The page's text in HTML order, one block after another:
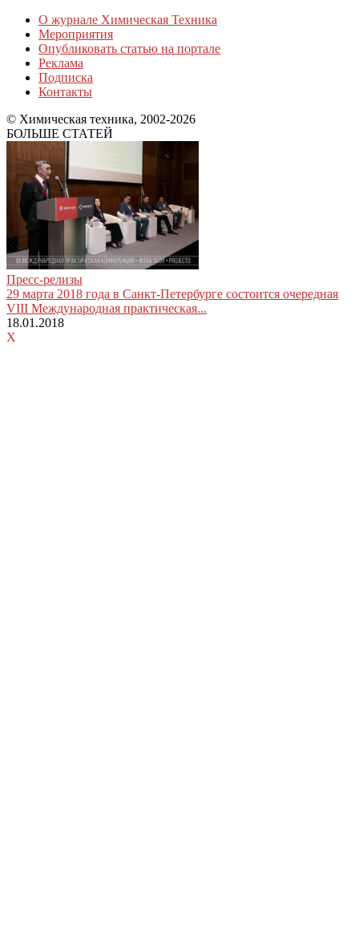
О журнале Химическая Техника
Мероприятия
Опубликовать статью на портале
Реклама
Подписка
Контакты
© Химическая техника, 2002-2026
БОЛЬШЕ СТАТЕЙ
Пресс-релизы
29 марта 2018 года в Санкт-Петербурге состоится очередная
VIII Международная практическая...
18.01.2018
X